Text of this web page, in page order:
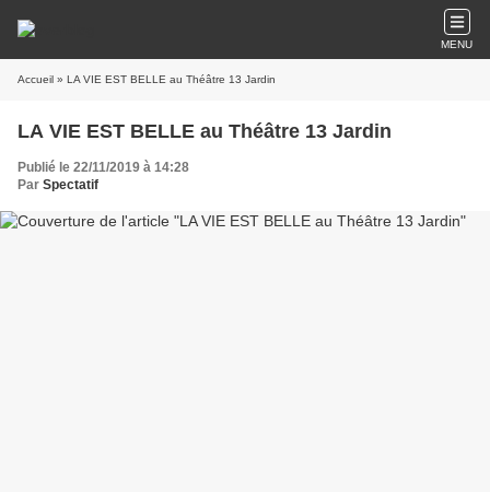
MENU
Accueil » LA VIE EST BELLE au Théâtre 13 Jardin
LA VIE EST BELLE au Théâtre 13 Jardin
Publié le 22/11/2019 à 14:28
Par Spectatif